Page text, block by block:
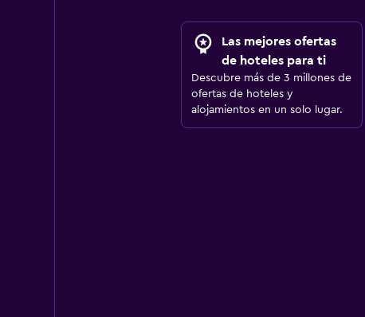
Las mejores ofertas
de hoteles para ti
Descubre más de 3 millones de
ofertas de hoteles y
alojamientos en un solo lugar.